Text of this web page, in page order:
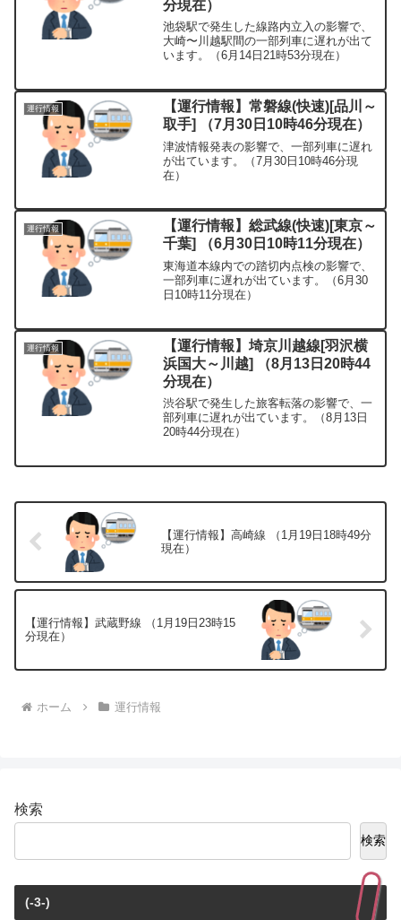
分現在）
池袋駅で発生した線路内立入の影響で、
大崎〜川越駅間の一部列車に遅れが出て
います。（6月14日21時53分現在）
運行情報
【運行情報】常磐線(快速)[品川～
取手] （7月30日10時46分現在）
津波情報発表の影響で、一部列車に遅れ
が出ています。（7月30日10時46分現
在）
運行情報
【運行情報】総武線(快速)[東京～
千葉] （6月30日10時11分現在）
東海道本線内での踏切内点検の影響で、
一部列車に遅れが出ています。（6月30
日10時11分現在）
運行情報
【運行情報】埼京川越線[羽沢横
浜国大～川越] （8月13日20時44
分現在）
渋谷駅で発生した旅客転落の影響で、一
部列車に遅れが出ています。（8月13日
20時44分現在）
【運行情報】高崎線 （1月19日18時49分
現在）
【運行情報】武蔵野線 （1月19日23時15
分現在）
ホーム 運行情報
検索
検索
(-3-)